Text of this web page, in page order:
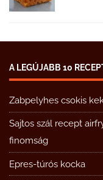
A LEGÚJABB 10
Zabpelyhes csokis
Sajtos szál recept
finomság
Epres-túrós kocka